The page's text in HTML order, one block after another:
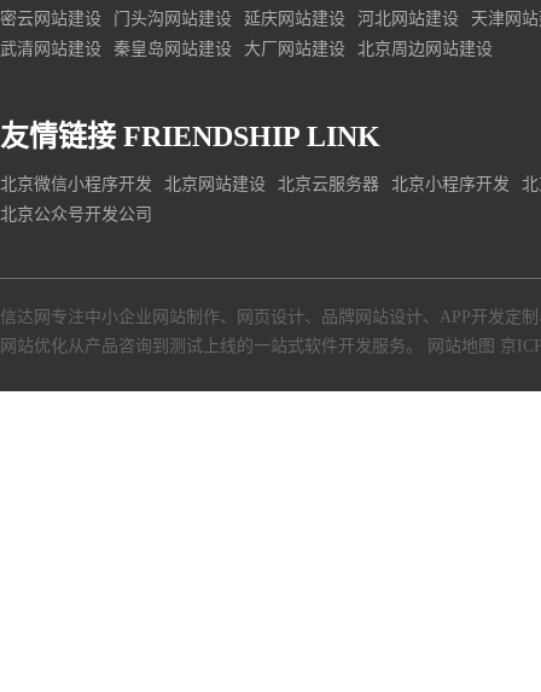
密云网站建设 门头沟网站建设 延庆网站建设 河北网站建设
天津网
武清网站建设
秦皇岛网站建设 大厂网站建设 北京周边网站建设
友情链接 FRIENDSHIP LINK
北京微信小程序开发 北京网站建设 北京云服务器 北京小程序开发
北京公众号开发公司
信达网专注中小企业网站制作、 网页设计、 品牌网站设计、 APP开发定制
网站优化从产品咨询到测试上线的一站式软件开发服务。
网站地图 京